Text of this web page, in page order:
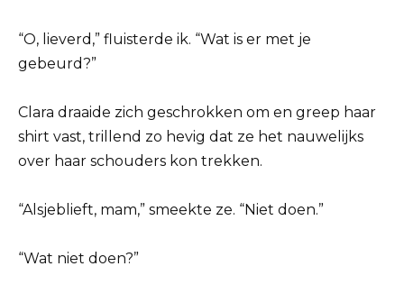
“O, lieverd,” fluisterde ik. “Wat is er met je
gebeurd?”
Clara draaide zich geschrokken om en greep haar
shirt vast, trillend zo hevig dat ze het nauwelijks
over haar schouders kon trekken.
“Alsjeblieft, mam,” smeekte ze. “Niet doen.”
“Wat niet doen?”